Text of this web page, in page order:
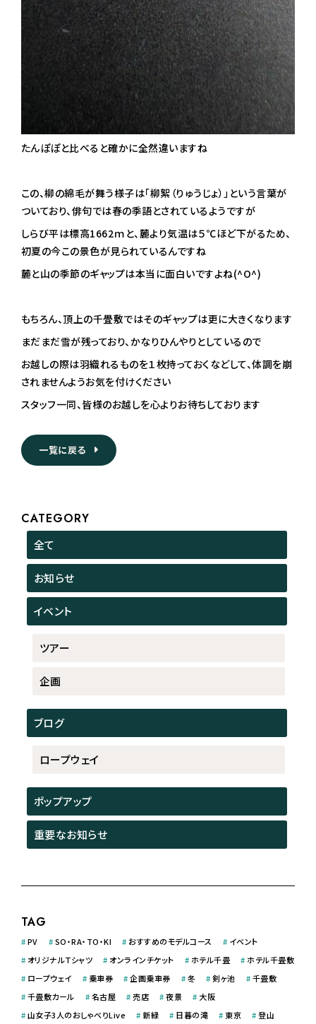
たんぽぽと比べると確かに全然違いますね
この、柳の綿毛が舞う様子は「柳絮（りゅうじょ）」という言葉が
ついており、俳句では春の季語とされているようですが
しらび平は標高1662ｍと、麓より気温は５℃ほど下がるため、
初夏の今この景色が見られているんですね
麓と山の季節のギャップは本当に面白いですよね(^O^)
もちろん、頂上の千畳敷ではそのギャップは更に大きくなります
まだまだ雪が残っており、かなりひんやりとしているので
お越しの際は羽織れるものを１枚持っておくなどして、体調を崩
されませんようお気を付けください
スタッフ一同、皆様のお越しを心よりお待ちしております
一覧に戻る
CATEGORY
全て
お知らせ
イベント
ツアー
企画
ブログ
ロープウェイ
ポップアップ
重要なお知らせ
TAG
#PV #SO・RA・TO・KI #おすすめのモデルコース # イベント
# オリジナルＴシャツ # オンラインチケット # ホテル千畳 # ホテル千畳敷
# ロープウェイ # 乗車券 #企画乗車券 #冬 #剣ヶ池 #千畳敷
#千畳敷カール #名古屋 #売店 #夜景 # 大阪
#山女子3人のおしゃべりLive #新緑 # 日暮の滝 #東京 #登山